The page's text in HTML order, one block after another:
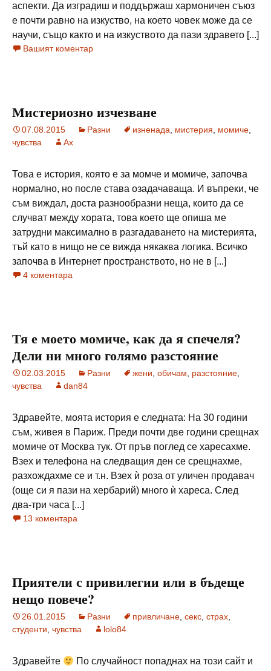
аспекти. Да изградиш и поддържаш хармоничен съюз
е почти равно на изкуство, на което човек може да се
научи, също както и на изкуството да пази здравето [...]
Вашият коментар
Мистериозно изчезване
07.08.2015 Разни изненада мистерия момиче
чувства
Ax
Това е история, която е за момче и момиче, започва
нормално, но после става озадачаваща. И въпреки, че
съм виждал, доста разнообразни неща, които да се
случват между хората, това което ще опиша ме
затрудни максимално в разгадаването на мистерията,
тъй като в нищо не се вижда някаква логика. Всичко
започва в Интернет пространството, но не в [...]
4 коментара
Тя е моето момиче, как да я спечеля?
Дели ни много голямо разстояние
02.03.2015 Разни жени обичам разстояние
чувства
dan84
Здравейте, моята история е следната: На 30 години
съм, живея в Париж. Преди почти две години срещнах
момиче от Москва тук. От пръв поглед се харесахме.
Взех и телефона на следващия ден се срещнахме,
разхождахме се и т.н. Взех ѝ роза от уличен продавач
(още си я пази на хербарий) много ѝ хареса. След
два-три часа [...]
13 коментара
Приятели с привилегии или в бъдеще
нещо повече?
26.01.2015 Разни привличане секс страх
студенти чувства lolo84
Здравейте
По случайност попаднах на този сайт и